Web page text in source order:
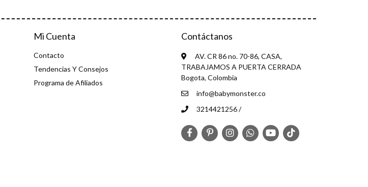
Mi Cuenta
Contacto
Tendencias Y Consejos
Programa de Afiliados
Contáctanos
AV. CR 86 no. 70-86, CASA,
TRABAJAMOS A PUERTA CERRADA
Bogota, Colombia
info@babymonster.co
3214421256 /